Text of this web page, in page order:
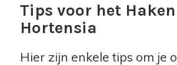
Tips voor het
Hortensia
Hier zijn enkele tips om je